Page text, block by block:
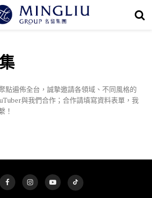
點遍佈全台，誠摯邀請各領域、不同風格的
與我們合作；合作請填寫資料表單，我
！